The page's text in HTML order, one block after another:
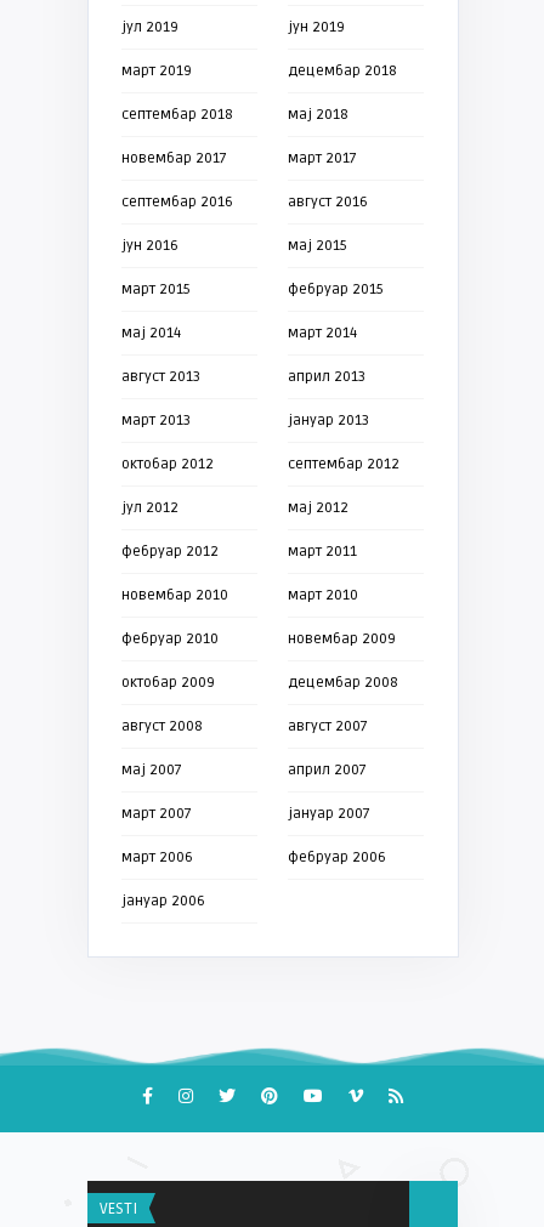
јул 2019 јун 2019
март 2019 децембар 2018
септембар 2018 мај 2018
новембар 2017 март 2017
септембар 2016 август 2016
јун 2016 мај 2015
март 2015 фебруар 2015
мај 2014 март 2014
август 2013 април 2013
март 2013 јануар 2013
октобар 2012 септембар 2012
јул 2012 мај 2012
фебруар 2012 март 2011
новембар 2010 март 2010
фебруар 2010 новембар 2009
октобар 2009 децембар 2008
август 2008 август 2007
мај 2007 април 2007
март 2007 јануар 2007
март 2006 фебруар 2006
јануар 2006
VESTI